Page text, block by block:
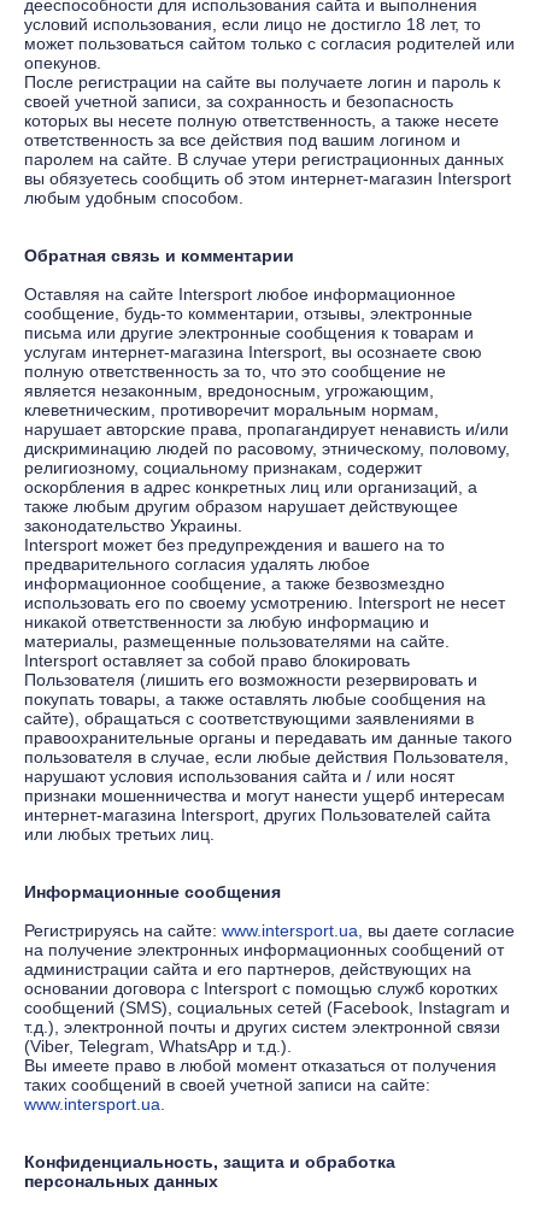
дееспособности для использования сайта и выполнения
условий использования, если лицо не достигло 18 лет, то
может пользоваться сайтом только с согласия родителей или
опекунов.
После регистрации на сайте вы получаете логин и пароль к
своей учетной записи, за сохранность и безопасность
которых вы несете полную ответственность, а также несете
ответственность за все действия под вашим логином и
паролем на сайте. В случае утери регистрационных данных
вы обязуетесь сообщить об этом интернет-магазин Intersport
любым удобным способом.
Обратная связь и комментарии
Оставляя на сайте Intersport любое информационное
сообщение, будь-то комментарии, отзывы, электронные
письма или другие электронные сообщения к товарам и
услугам интернет-магазина Intersport, вы осознаете свою
полную ответственность за то, что это сообщение не
является незаконным, вредоносным, угрожающим,
клеветническим, противоречит моральным нормам,
нарушает авторские права, пропагандирует ненависть и/или
дискриминацию людей по расовому, этническому, половому,
религиозному, социальному признакам, содержит
оскорбления в адрес конкретных лиц или организаций, а
также любым другим образом нарушает действующее
законодательство Украины.
Intersport может без предупреждения и вашего на то
предварительного согласия удалять любое
информационное сообщение, а также безвозмездно
использовать его по своему усмотрению. Intersport не несет
никакой ответственности за любую информацию и
материалы, размещенные пользователями на сайте.
Intersport оставляет за собой право блокировать
Пользователя (лишить его возможности резервировать и
покупать товары, а также оставлять любые сообщения на
сайте), обращаться с соответствующими заявлениями в
правоохранительные органы и передавать им данные такого
пользователя в случае, если любые действия Пользователя,
нарушают условия использования сайта и / или носят
признаки мошенничества и могут нанести ущерб интересам
интернет-магазина Intersport, других Пользователей сайта
или любых третьих лиц.
Информационные сообщения
Регистрируясь на сайте: www.intersport.ua,
вы даете согласие
на получение электронных информационных сообщений от
администрации сайта и его партнеров, действующих на
основании договора с Intersport с помощью служб коротких
сообщений (SMS), социальных сетей (Facebook, Instagram и
т.д.), электронной почты и других систем электронной связи
(Viber, Telegram, WhatsApp и т.д.).
Вы имеете право в любой момент отказаться от получения
таких сообщений в своей учетной записи на сайте:
www.intersport.ua.
Конфиденциальность, защита и обработка
персональных данных